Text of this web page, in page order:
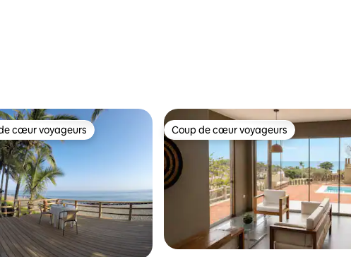
cœur voyageurs les plus appréciés
cœur voyageurs Coup de cœur voyageurs
Coup de cœur voyageurs